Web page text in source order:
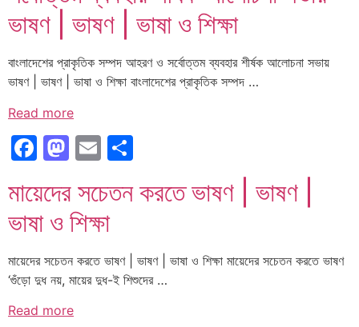
ভাষণ | ভাষণ | ভাষা ও শিক্ষা
বাংলাদেশের প্রাকৃতিক সম্পদ আহরণ ও সর্বোত্তম ব্যবহার শীর্ষক আলোচনা সভায়
ভাষণ | ভাষণ | ভাষা ও শিক্ষা বাংলাদেশের প্রাকৃতিক সম্পদ …
Read more
Facebook
Mastodon
Email
মায়েদের সচেতন করতে ভাষণ | ভাষণ |
ভাষা ও শিক্ষা
মায়েদের সচেতন করতে ভাষণ | ভাষণ | ভাষা ও শিক্ষা মায়েদের সচেতন করতে ভাষণ
‘গুঁড়ো দুধ নয়, মায়ের দুধ-ই শিশুদের …
Read more